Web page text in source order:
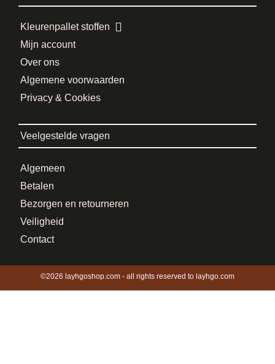
Kleurenpallet stoffen
Mijn account
Over ons
Algemene voorwaarden
Privacy & Cookies
Veelgestelde vragen
Algemeen
Betalen
Bezorgen en retourneren
Veiligheid
Contact
©2026 layhgoshop.com - all rights reserved to layhgo.com